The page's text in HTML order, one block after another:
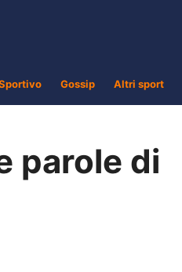
Gossip Altri sport
parole di